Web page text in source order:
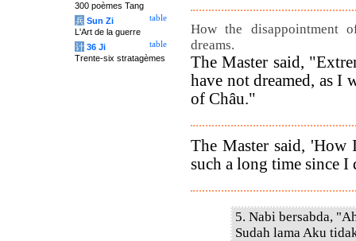
How the disappointment
dreams.
The Master said,
have not dreamed, as I
of Châu."
The Master said,
such a long time since
5. Nabi bersabda,
Sudah lama Aku
300 poèmes Tang
table
兵 Sun Zi
L'Art de la guerre
table
计 36 Ji
Trente-six stratagèmes